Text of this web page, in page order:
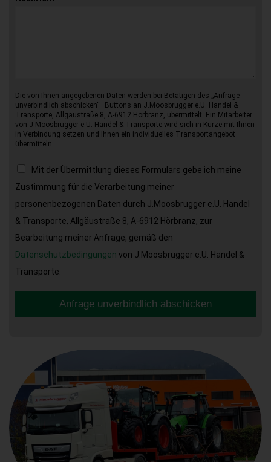
Die von Ihnen angegebenen Daten werden bei Betätigen des „Anfrage
unverbindlich abschicken“–Buttons an J.Moosbrugger e.U. Handel &
Transporte, Allgäustraße 8, A-6912 Hörbranz, übermittelt. Ein Mitarbeiter
von J.Moosbrugger e.U. Handel & Transporte wird sich in Kürze mit Ihnen
in Verbindung setzen und Ihnen ein individuelles Transportangebot
übermitteln.
Mit der Übermittlung dieses Formulars gebe ich meine
Zustimmung für die Verarbeitung meiner
personenbezogenen Daten durch J.Moosbrugger e.U. Handel
& Transporte, Allgäustraße 8, A-6912 Hörbranz, zur
Bearbeitung meiner Anfrage, gemäß den
Datenschutzbedingungen von J.Moosbrugger e.U. Handel &
Transporte.
Anfrage unverbindlich abschicken